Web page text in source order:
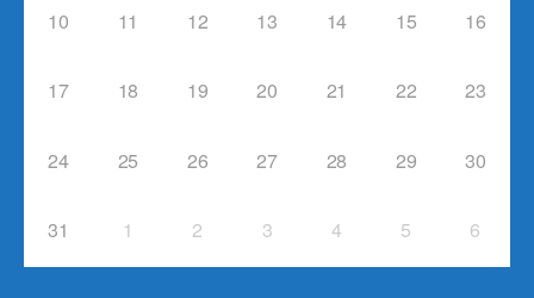
10 11 12 13 14 15 16
17 18 19 20 21 22 23
24 25 26 27 28 29 30
31 1 2 3 4 5 6